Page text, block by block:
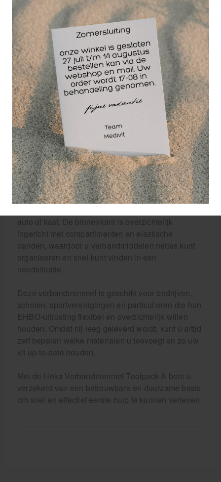
vakindeling,
wandbeugel zonder
plexiglazen
binnenkleppen. De verbandkoffer is aan één zijde
te vullen. Afmeting 39 x 25 x 13.5 cm.
De Heka Verbandtrommel Toolpack A is een
stevige, compacte en praktische verbandtrommel
zonder vulling. Deze trommel is speciaal ontworpen
om zelf gevuld te worden met de EHBO-materialen
die u nodig heeft. Zo kunt u een persoonlijke en
complete EHBO-kit samenstellen die perfect past
bij uw situatie, of dat nu thuis, op het werk, tijdens
het sporten of op reis is.
De trommel is gemaakt van duurzaam, slagvast
kunststof en heeft een handvat waardoor hij
gemakkelijk mee te nemen is. Dankzij het compacte
auto of kast. De binnenkant is overzichtelijk
ingericht met compartimenten en elastische
banden, waardoor u verbandmiddelen netjes kunt
organiseren en snel kunt vinden in een
noodsituatie.
Deze verbandtrommel is geschikt voor bedrijven,
scholen, sportverenigingen en particulieren die hun
EHBO-uitrusting flexibel en overzichtelijk willen
houden. Omdat hij leeg geleverd wordt, kunt u altijd
zelf bepalen welke materialen u toevoegt en zo uw
kit up-to-date houden.
Met de Heka Verbandtrommel Toolpack A bent u
verzekerd van een betrouwbare en duurzame basis
om snel en effectief eerste hulp te kunnen verlenen.